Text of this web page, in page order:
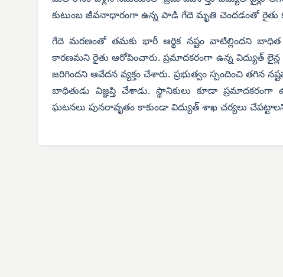
కుటుంబ జీవనాధారంగా ఉన్న పాడి గేదె మృతి చెందడంతో రైతు
గేదె మరణంతో తమకు భారీ ఆర్థిక నష్టం వాటిల్లిందని
కారణమని రైతు ఆరోపించారు. ప్రమాదకరంగా ఉన్న విద్యుత్
జరిగిందని ఆవేదన వ్యక్తం చేశారు. ప్రభుత్వం స్పందించి తగిన
బాధితుడు విజ్ఞప్తి చేశాడు.స్థానికులు కూడా ప్రమాదకరంగా
ఘటనలు పునరావృతం కాకుండా విద్యుత్ శాఖ చర్యలు